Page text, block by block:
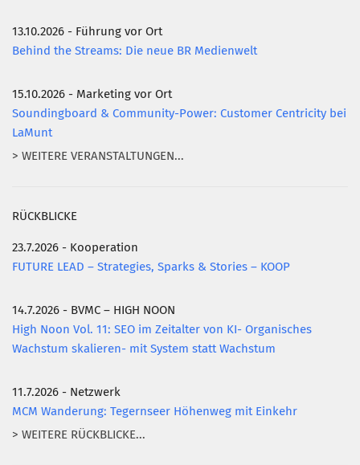
13.10.2026 - Führung vor Ort
Behind the Streams: Die neue BR Medienwelt
15.10.2026 - Marketing vor Ort
Soundingboard & Community-Power: Customer Centricity bei
LaMunt
> WEITERE VERANSTALTUNGEN...
RÜCKBLICKE
23.7.2026 - Kooperation
FUTURE LEAD – Strategies, Sparks & Stories – KOOP
14.7.2026 - BVMC – HIGH NOON
High Noon Vol. 11: SEO im Zeitalter von KI- Organisches
Wachstum skalieren- mit System statt Wachstum
11.7.2026 - Netzwerk
MCM Wanderung: Tegernseer Höhenweg mit Einkehr
> WEITERE RÜCKBLICKE...